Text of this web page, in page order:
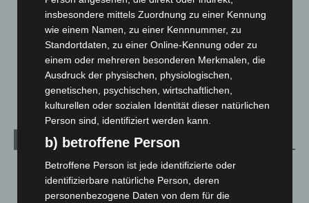
Großkontrolle
2. August 2026
Hannover Klassik Open Air 2026: Französische Oper im
Kategorien
Blaulicht
insbesondere mittels Zuordnung zu einer Kennung
wie einem Namen, zu einer Kennnummer, zu
Standortdaten, zu einer Online-Kennung oder zu
einem oder mehreren besonderen Merkmalen, die
Ausdruck der physischen, physiologischen,
genetischen, psychischen, wirtschaftlichen,
kulturellen oder sozialen Identität dieser natürlichen
Person sind, identifiziert werden kann.
b) betroffene Person
Betroffene Person ist jede identifizierte oder
identifizierbare natürliche Person, deren
personenbezogene Daten von dem für die